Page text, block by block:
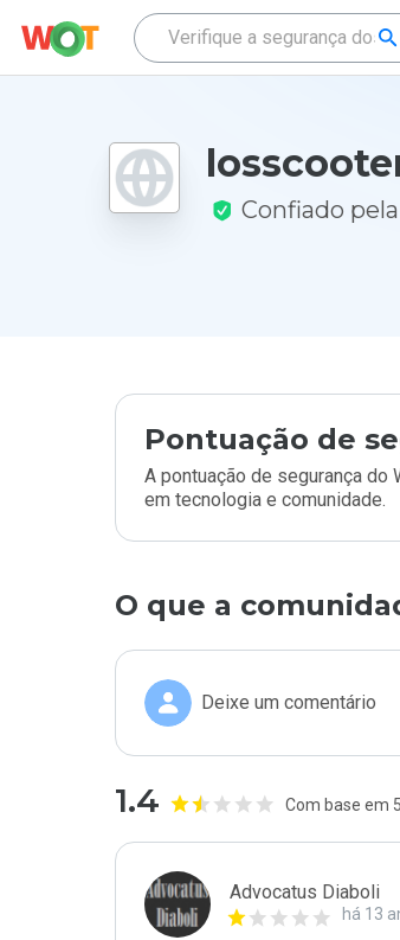
Confiado
Pontuação de
A pontuação de segurança
em tecnologia e comunidade.
O que a
Deixe um comentário
1.4 Com base em
Advocatus Diaboli
há 13